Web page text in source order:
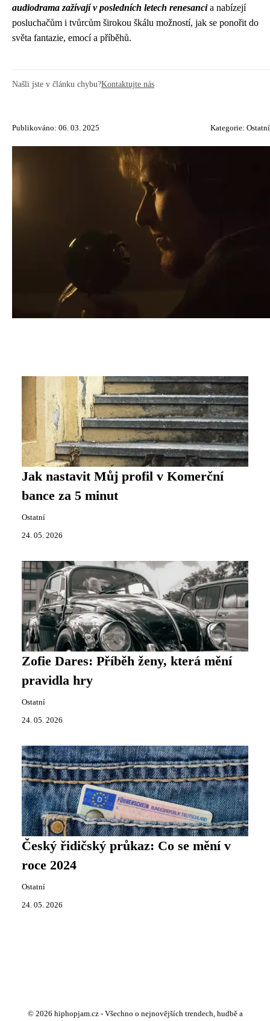
audiodrama zažívají v posledních letech renesancia nabízejí
posluchačům i tvůrcům širokou škálu možností, jak se ponořit do
světa fantazie, emocí a příběhů.
Našli jste v článku chybu?Kontaktujte nás
Publikováno: 06. 03. 2025 Kategorie: Ostatní
Jak nastavit Můj profil v Komerční
bance za 5 minut
Ostatní
24. 05. 2026
Zofie Dares: Příběh ženy, která mění
pravidla hry
Ostatní
24. 05. 2026
Český řidičský průkaz: Co se mění v
roce 2024
Ostatní
24. 05. 2026
© 2026 hiphopjam.cz - Všechno o nejnovějších trendech, hudbě a